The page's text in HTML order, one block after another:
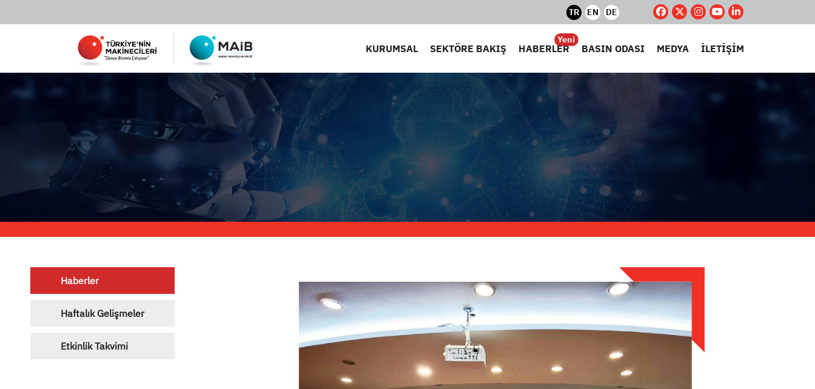
TR EN DE
KURUMSAL SEKTÖRE BAKIŞ
Yeni
HABERLER BASIN ODASI MEDYA İLETİŞİM
Haberler
Haftalık Gelişmeler
Etkinlik Takvimi